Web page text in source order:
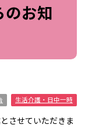
のお知
生活介護・日中一時
とさせていただきま